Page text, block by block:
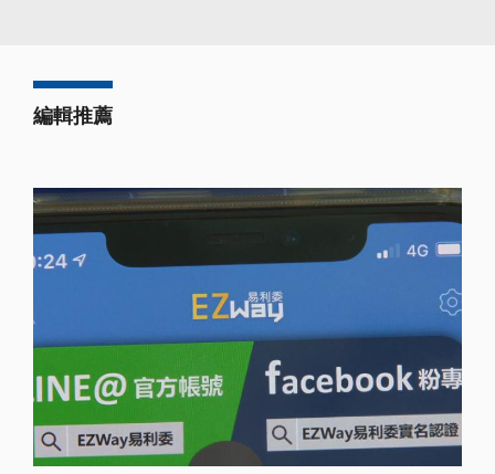
編輯推薦